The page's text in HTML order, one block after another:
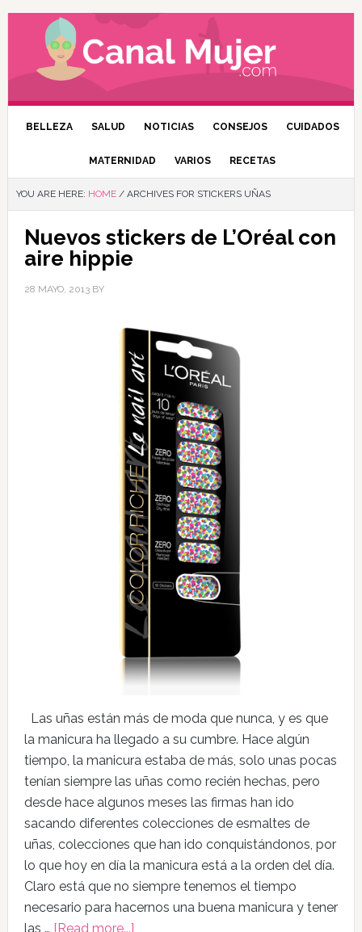
BELLEZA SALUD NOTICIAS CONSEJOS CUIDADOS
MATERNIDAD VARIOS RECETAS
YOU ARE HERE: HOME /ARCHIVES FOR STICKERS UÑAS
Nuevos stickers de L’Oréal con
aire hippie
28 MAYO, 2013BY
Las uñas están más de moda que nunca, y es que
la manicura ha llegado a su cumbre. Hace algún
tiempo, la manicura estaba de más, solo unas pocas
tenían siempre las uñas como recién hechas, pero
desde hace algunos meses las firmas han ido
sacando diferentes colecciones de esmaltes de
uñas, colecciones que han ido conquistándonos, por
lo que hoy en día la manicura está a la orden del día.
Claro está que no siempre tenemos el tiempo
necesario para hacernos una buena manicura y tener
las … [Read more...]